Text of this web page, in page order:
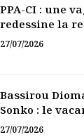
PPA-CI : une
redessine la
politique
27/07/2026
Bassirou
Sonko : le
doit pas faire
27/07/2026